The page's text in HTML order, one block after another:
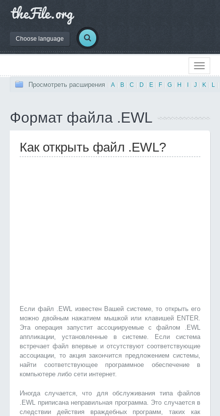
Choose language
Просмотреть расширения A B C D E F G H J K L
Формат файла .EWL
Как открыть файл .EWL?
Если файл .EWL известен Вашей системе, то открыть его
можно двойным нажатием мышкой или клавишей ENTER.
Эта операция запустит ассоциируемые с файлом .EWL
аппликации, установленные в системе. Если система
встречает файл впервые и отсутствуют соответствующие
ассоциации, то акция закончится предложением системы,
найти соответствующее программное обеспечение в
компьютере либо сети интернет.
Иногда случается, что для обслуживания типа файлов
.EWL приписана неправильная программа. Это случается в
следствии действия враждебных программ, таких как